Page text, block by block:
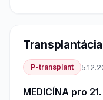
P-transplant
MEDICÍNA pro